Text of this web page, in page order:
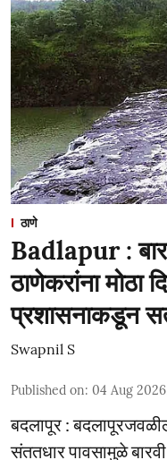
ठाणे
Badlapur :
ठाणेकरांना मोठा
प्रशासनाकडून
Swapnil S
Published on: 04 Aug
बदलापूर :
संततधार पावसामुळे